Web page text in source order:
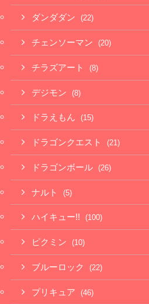
ダンダダン (22)
チェンソーマン (20)
チラズアート (8)
デジモン (8)
ドラえもん (15)
ドラゴンクエスト (21)
ドラゴンボール (26)
ナルト (5)
ハイキュー!! (100)
ピクミン (10)
ブルーロック (22)
プリキュア (46)